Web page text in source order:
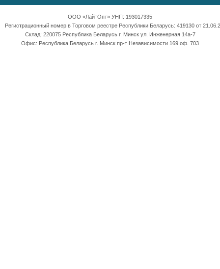
ООО «ЛайтОпт» УНП: 193017335
Регистрационный номер в Торговом реестре Республики Беларусь: 419130 от
Склад: 220075 Республика Беларусь г. Минск ул. Инженерная 14а-7
Офис: Республика Беларусь г. Минск пр-т Независимости 169 оф. 703